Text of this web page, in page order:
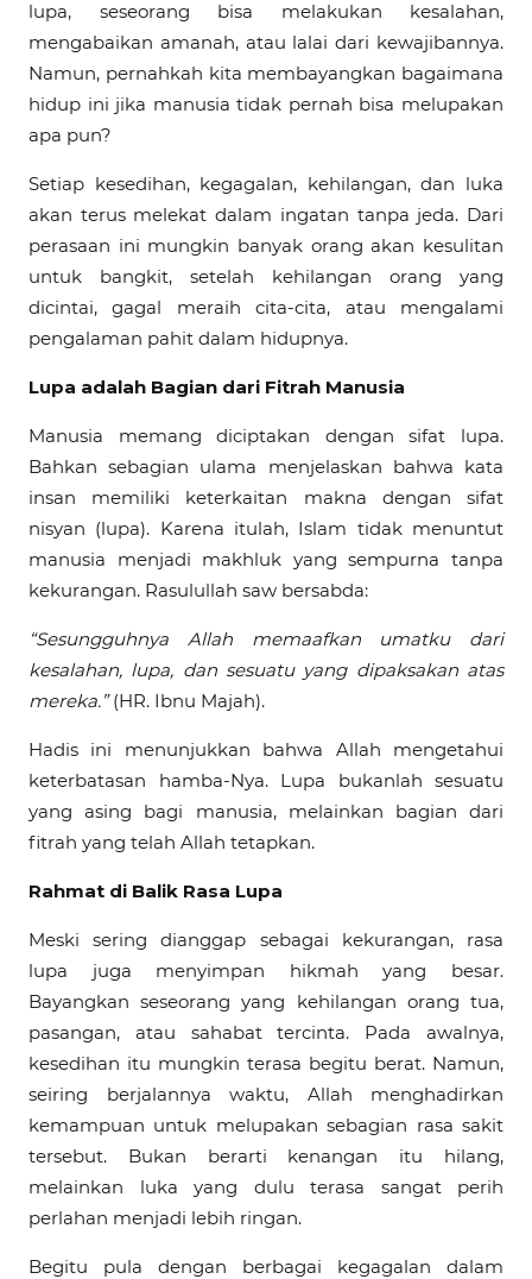
lupa, seseorang bisa melakukan kesalahan,
mengabaikan amanah, atau lalai dari kewajibannya.
Namun, pernahkah kita membayangkan bagaimana
hidup ini jika manusia tidak pernah bisa melupakan
apa pun?
Setiap kesedihan, kegagalan, kehilangan, dan luka
akan terus melekat dalam ingatan tanpa jeda. Dari
perasaan ini mungkin banyak orang akan kesulitan
untuk bangkit, setelah kehilangan orang yang
dicintai, gagal meraih cita-cita, atau mengalami
pengalaman pahit dalam hidupnya.
Lupa adalah Bagian dari Fitrah Manusia
Manusia memang diciptakan dengan sifat lupa.
Bahkan sebagian ulama menjelaskan bahwa kata
insan memiliki keterkaitan makna dengan sifat
nisyan (lupa). Karena itulah, Islam tidak menuntut
manusia menjadi makhluk yang sempurna tanpa
kekurangan. Rasulullah saw bersabda:
“Sesungguhnya Allah memaafkan umatku dari
kesalahan, lupa, dan sesuatu yang dipaksakan atas
mereka.”(HR. Ibnu Majah).
Hadis ini menunjukkan bahwa Allah mengetahui
keterbatasan hamba-Nya. Lupa bukanlah sesuatu
yang asing bagi manusia, melainkan bagian dari
fitrah yang telah Allah tetapkan.
Rahmat di Balik Rasa Lupa
Meski sering dianggap sebagai kekurangan, rasa
lupa juga menyimpan hikmah yang besar.
Bayangkan seseorang yang kehilangan orang tua,
pasangan, atau sahabat tercinta. Pada awalnya,
kesedihan itu mungkin terasa begitu berat. Namun,
seiring berjalannya waktu, Allah menghadirkan
kemampuan untuk melupakan sebagian rasa sakit
tersebut. Bukan berarti kenangan itu hilang,
melainkan luka yang dulu terasa sangat perih
perlahan menjadi lebih ringan.
Begitu pula dengan berbagai kegagalan dalam